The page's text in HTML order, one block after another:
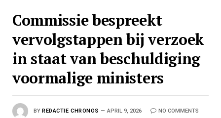
Commissie bespreekt
vervolgstappen bij verzoek
in staat van beschuldiging
voormalige ministers
BY REDACTIE CHRONOS APRIL 9, 2026 NO COMMENTS